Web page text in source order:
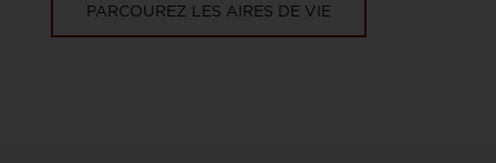
PARCOUREZ LES AIRES DE VIE